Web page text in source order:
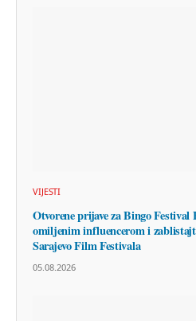
VIJESTI
Otvorene prijave za Bingo
omiljenim influencerom i
Sarajevo Film Festivala
05.08.2026